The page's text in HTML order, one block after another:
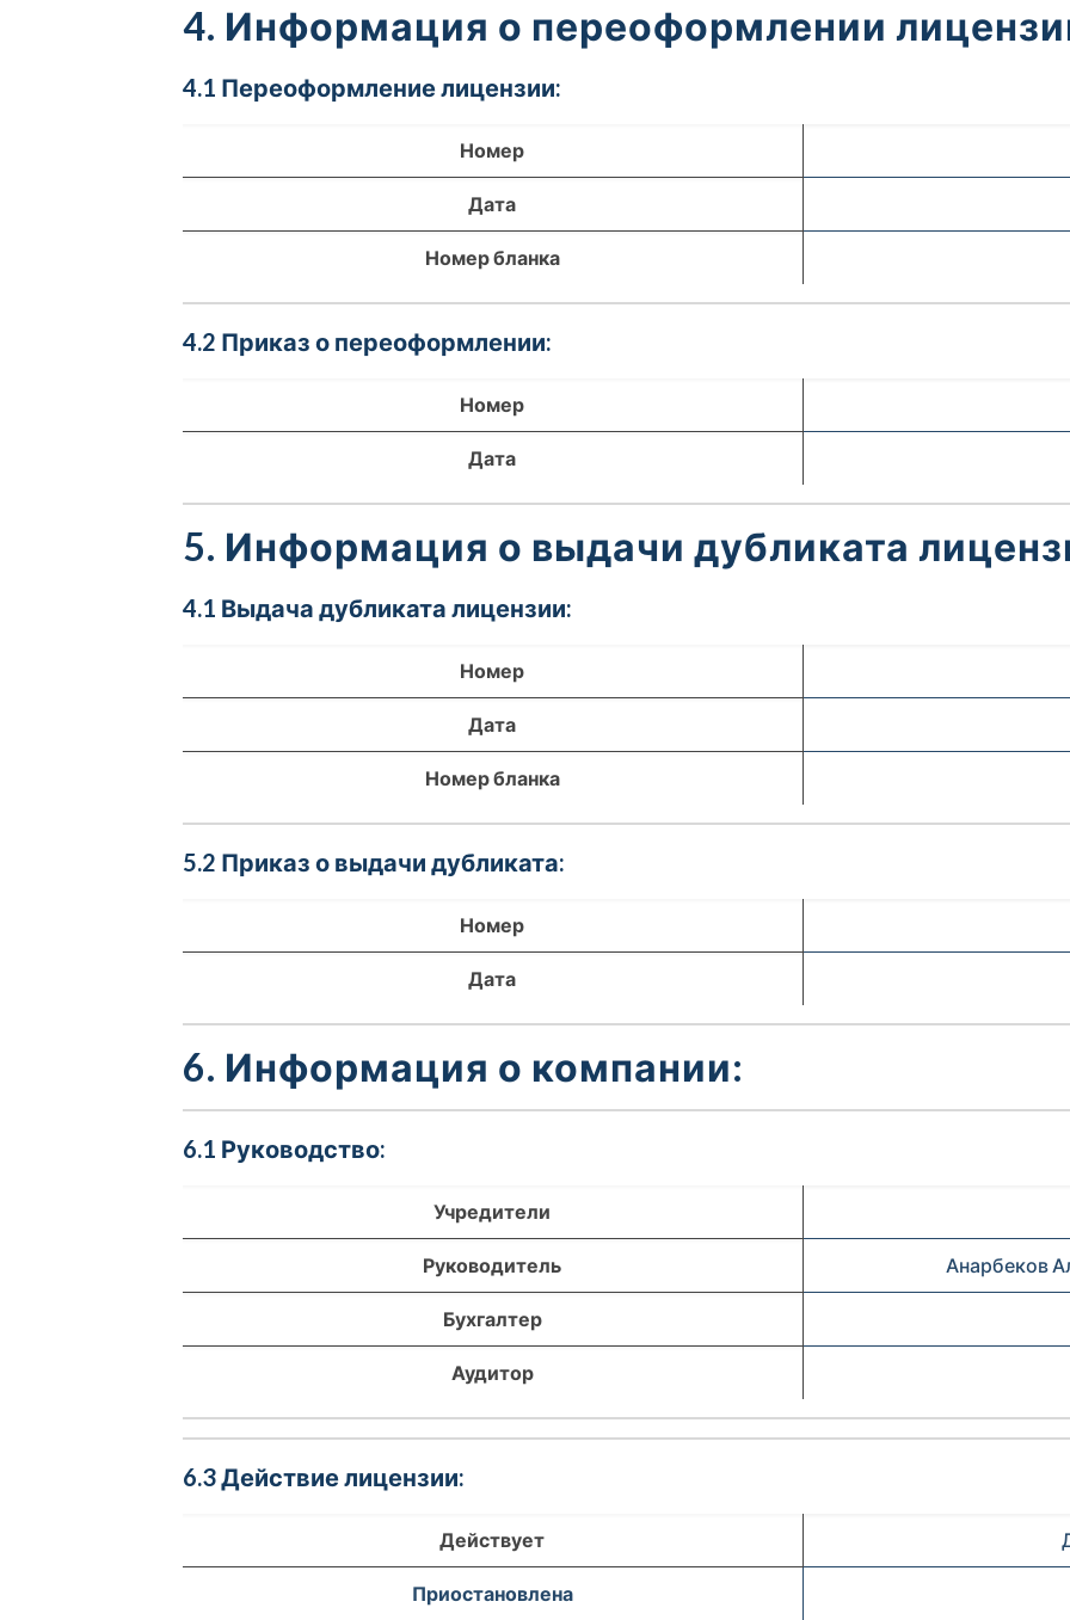
4. Информация о переоформлении
4.1 Переоформление лицензии:
Номер
Дата
Номер бланка
4.2 Приказ о переоформлении:
Номер
Дата
5. Информация о выдачи дубликата
4.1 Выдача дубликата лицензии:
Номер
Дата
Номер бланка
5.2 Приказ о выдачи дубликата:
Номер
Дата
6. Информация о компании:
6.1 Руководство:
Учредители
Руководитель Анарбеков
Бухгалтер
Аудитор
6.3 Действие лицензии:
Действует
Приостановлена